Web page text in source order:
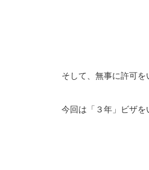
そして、無事に許可を
今回は「３年」ビザを